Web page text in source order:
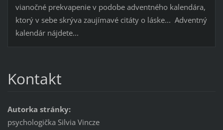
vianočné prekvapenie v podobe adventného kalendára,
ktorý v sebe skrýva zaujímavé citáty o láske... Adventný
kalendár nájdete...
Kontakt
Autorka stránky:
psychologička Silvia Vincze